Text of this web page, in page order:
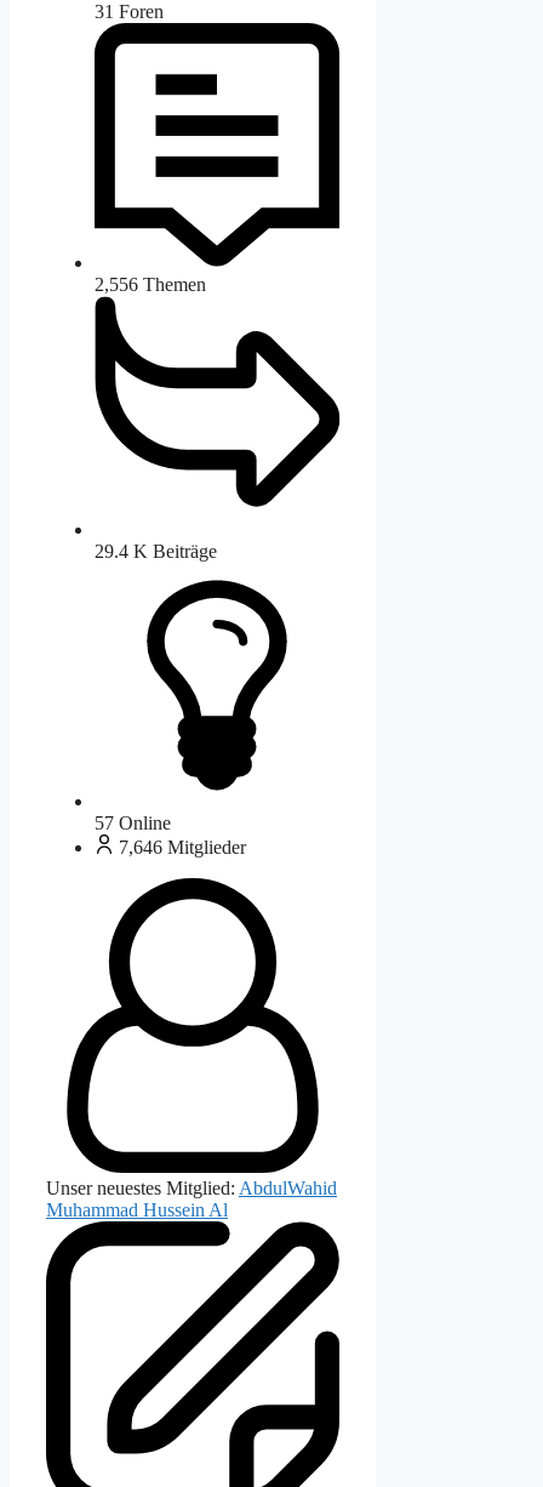
31 Foren
2,556 Themen
29.4 K Beiträge
57 Online
7,646 Mitglieder
Unser neuestes Mitglied: AbdulWahid
Muhammad Hussein Al